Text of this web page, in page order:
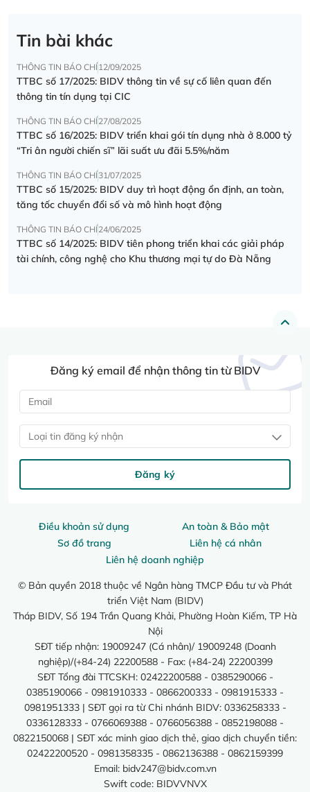
Tin bài khác
THÔNG TIN BÁO CHÍ12/09/2025
TTBC số 17/2025: BIDV thông tin về sự cố liên quan đến
thông tin tín dụng tại CIC
THÔNG TIN BÁO CHÍ27/08/2025
TTBC số 16/2025: BIDV triển khai gói tín dụng nhà ở 8.000 tỷ
“Tri ân người chiến sĩ” lãi suất ưu đãi 5.5%/năm
THÔNG TIN BÁO CHÍ31/07/2025
TTBC số 15/2025: BIDV duy trì hoạt động ổn định, an toàn,
tăng tốc chuyển đổi số và mô hình hoạt động
THÔNG TIN BÁO CHÍ24/06/2025
TTBC số 14/2025: BIDV tiên phong triển khai các giải pháp
tài chính, công nghệ cho Khu thương mại tự do Đà Nẵng
Điều khoản sử dụng
An toàn & Bảo mật
Sơ đồ trang
Liên hệ cá nhân
Liên hệ doanh nghiệp
© Bản quyền 2018 thuộc về Ngân hàng TMCP Đầu tư và Phát
triển Việt Nam (BIDV)
Tháp BIDV, Số 194 Trần Quang Khải, Phường Hoàn Kiếm, TP Hà
Nội
SĐT tiếp nhận: 19009247 (Cá nhân)/ 19009248 (Doanh
nghiệp)/(+84-24) 22200588 - Fax: (+84-24) 22200399
SĐT Tổng đài TTCSKH: 02422200588 - 0385290066 -
0385190066 - 0981910333 - 0866200333 - 0981915333 -
0981951333 | SĐT gọi ra từ Chi nhánh BIDV: 0336258333 -
0336128333 - 0766069388 - 0766056388 - 0852198088 -
0822150068 | SĐT xác minh giao dịch thẻ, giao dịch chuyển tiền:
02422200520 - 0981358335 - 0862136388 - 0862159399
Email: bidv247@bidv.com.vn
Swift code: BIDVVNVX
Đăng ký email để nhận thông tin từ BIDV
Loại tin đăng ký nhận
Đăng ký